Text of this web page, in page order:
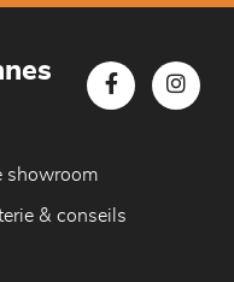
showroom
& conseils